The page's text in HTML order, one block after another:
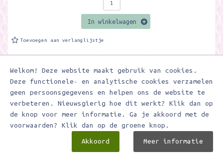
Welkom! Deze website maakt gebruik van cookies.
Deze functionele- en analytische cookies verzamelen
geen persoonsgegevens en helpen ons de website te
verbeteren. Nieuwsgierig hoe dit werkt? Klik dan op
de knop voor meer informatie. Ga je akkoord met de
voorwaarden? Klik dan op de groene knop.
Akkoord Meer informatie
In winkelwagen
Toevoegen aan verlanglijstje
A4 Schrijfblok Kerst Dennentak - Meer Leuks
Prachtig Kerst schrijfblok A4 formaat met 50 vellen. De vellen zijn
enkelzijdig bedrukt en gelinieerd. Een uniek schrijfblok dat...